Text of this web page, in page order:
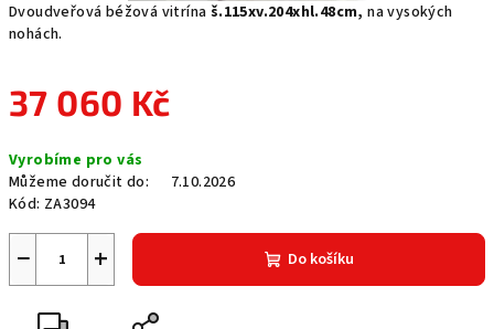
Dvoudveřová béžová vitrína š.115xv.204xhl.48cm, na vysokých
nohách.
37 060 Kč
cena:
Vyrobíme pro vás
Můžeme doručit do:
7.10.2026
Kód: ZA3094
+
− Do košíku